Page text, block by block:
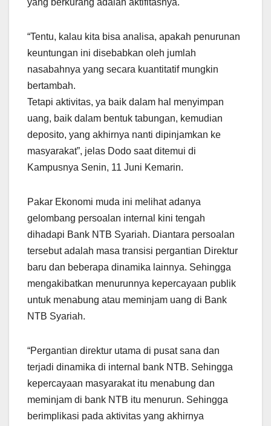
“Tentu, kalau kita bisa analisa, apakah penurunan
keuntungan ini disebabkan oleh jumlah
nasabahnya yang secara kuantitatif mungkin
bertambah.
Tetapi aktivitas, ya baik dalam hal menyimpan
uang, baik dalam bentuk tabungan, kemudian
deposito, yang akhirnya nanti dipinjamkan ke
masyarakat”, jelas Dodo saat ditemui di
Kampusnya Senin, 11 Juni Kemarin.
Pakar Ekonomi muda ini melihat adanya
gelombang persoalan internal kini tengah
dihadapi Bank NTB Syariah. Diantara persoalan
tersebut adalah masa transisi pergantian Direktur
baru dan beberapa dinamika lainnya. Sehingga
mengakibatkan menurunnya kepercayaan publik
untuk menabung atau meminjam uang di Bank
NTB Syariah.
“Pergantian direktur utama di pusat sana dan
terjadi dinamika di internal bank NTB. Sehingga
kepercayaan masyarakat itu menabung dan
meminjam di bank NTB itu menurun. Sehingga
berimplikasi pada aktivitas yang akhirnya